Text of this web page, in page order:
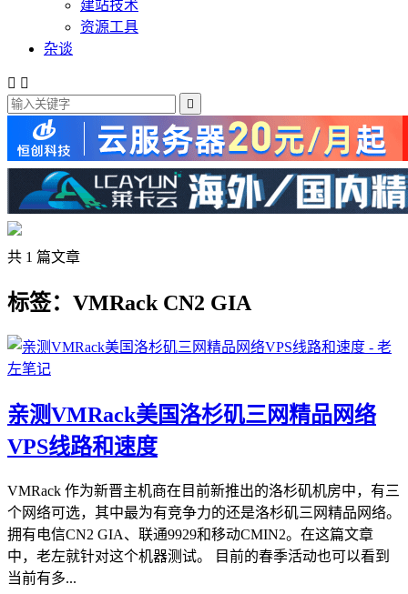
建站技术
资源工具
杂谈
 

共 1 篇文章
标签：VMRack CN2 GIA
亲测VMRack美国洛杉矶三网精品网络
VPS线路和速度
VMRack 作为新晋主机商在目前新推出的洛杉矶机房中，有三
个网络可选，其中最为有竞争力的还是洛杉矶三网精品网络。
拥有电信CN2 GIA、联通9929和移动CMIN2。在这篇文章
中，老左就针对这个机器测试。 目前的春季活动也可以看到
当前有多...